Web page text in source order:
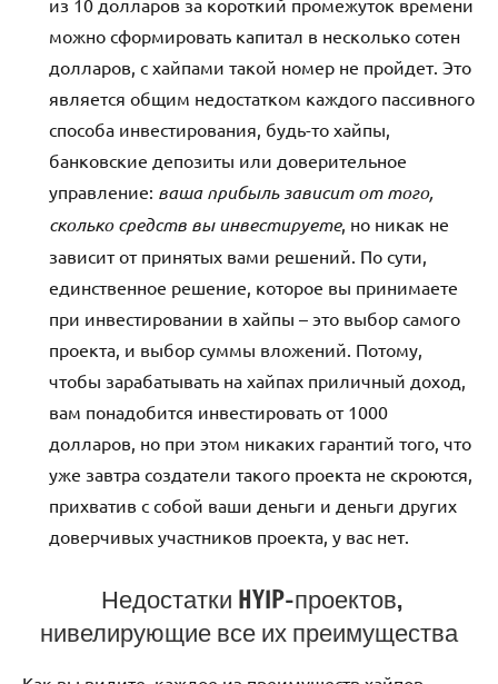
можно сформировать капитал в несколько сотен
долларов, с хайпами такой номер не пройдет. Это
является общим недостатком каждого пассивного
способа инвестирования, будь-то хайпы,
банковские депозиты или доверительное
управление: ваша прибыль зависит от того,
сколько средств вы инвестируете, но никак не
зависит от принятых вами решений. По сути,
единственное решение, которое вы принимаете
при инвестировании в хайпы – это выбор самого
проекта, и выбор суммы вложений. Потому,
чтобы зарабатывать на хайпах приличный доход,
вам понадобится инвестировать от 1000
долларов, но при этом никаких гарантий того, что
уже завтра создатели такого проекта не скроются,
прихватив с собой ваши деньги и деньги других
доверчивых участников проекта, у вас нет.
Недостатки HYIP-проектов,
нивелирующие все их преимущества